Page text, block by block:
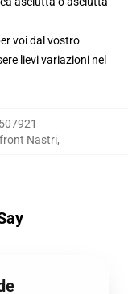
voi dal vostro
lievi variazioni nel
Nastri,